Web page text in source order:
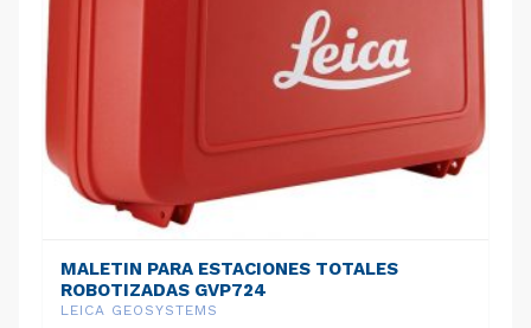
MALETIN PARA ESTACIONES TOTALES
ROBOTIZADAS GVP724
LEICA GEOSYSTEMS